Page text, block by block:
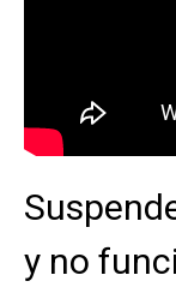
y no